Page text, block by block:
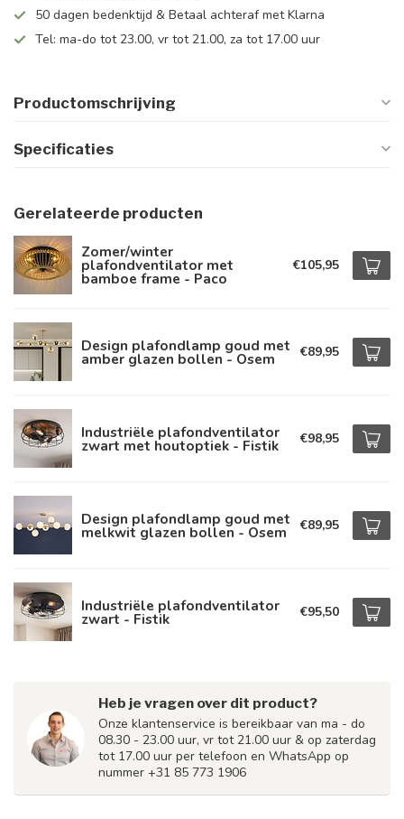
50 dagen bedenktijd & Betaal achteraf met Klarna
Tel: ma-do tot 23.00, vr tot 21.00, za tot 17.00 uur
Productomschrijving
Specificaties
Gerelateerde producten
Zomer/winter
plafondventilator met
bamboe frame - Paco
€105,95
Design plafondlamp goud met
amber glazen bollen - Osem €89,95
Industriële plafondventilator
zwart met houtoptiek - Fistik €98,95
Design plafondlamp goud met
melkwit glazen bollen - Osem €89,95
Industriële plafondventilator
zwart - Fistik €95,50
Heb je vragen over dit product?
Onze klantenservice is bereikbaar van ma - do
08.30 - 23.00 uur, vr tot 21.00 uur & op zaterdag
tot 17.00 uur per telefoon en WhatsApp op
nummer +31 85 773 1906